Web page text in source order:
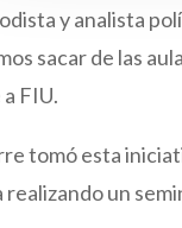
y analista
sacar de las
FIU.
tomó esta
realizando un